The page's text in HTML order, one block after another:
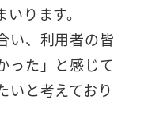
ります。
い、利用者の皆
った」と感じて
いと考えており